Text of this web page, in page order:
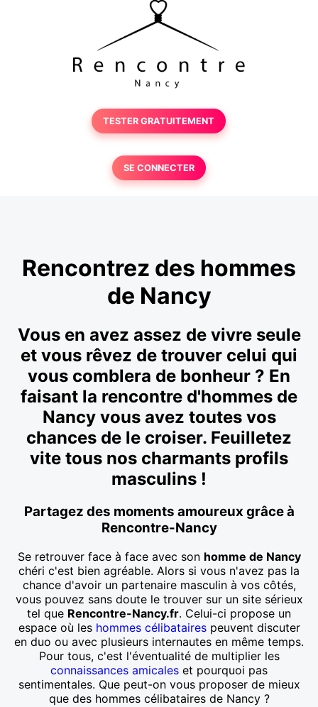
TESTER GRATUITEMENT
SE CONNECTER
Rencontrez des hommes
de Nancy
Vous en avez assez de vivre seule
et vous rêvez de trouver celui qui
vous comblera de bonheur ? En
faisant la rencontre d'hommes de
Nancy vous avez toutes vos
chances de le croiser. Feuilletez
vite tous nos charmants profils
masculins !
Partagez des moments amoureux grâce à
Rencontre-Nancy
Se retrouver face à face avec son homme de Nancy
chéri c'est bien agréable. Alors si vous n'avez pas la
chance d'avoir un partenaire masculin à vos côtés,
vous pouvez sans doute le trouver sur un site sérieux
tel que Rencontre-Nancy.fr. Celui-ci propose un
espace où les hommes célibatairespeuvent discuter
en duo ou avec plusieurs internautes en même temps.
Pour tous, c'est l'éventualité de multiplier les
connaissances amicales et pourquoi pas
sentimentales. Que peut-on vous proposer de mieux
que des hommes célibataires de Nancy ?